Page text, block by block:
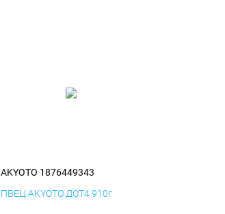
AKYOTO 1876449343
ПВЕЦ AKYOTO ДОТ4 910г